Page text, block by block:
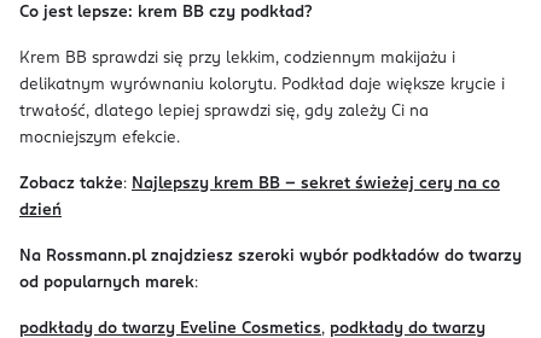
Co jest lepsze: krem BB czy podkład?
Krem BB sprawdzi się przy lekkim, codziennym makijażu i
delikatnym wyrównaniu kolorytu. Podkład daje większe krycie i
trwałość, dlatego lepiej sprawdzi się, gdy zależy Ci na
mocniejszym efekcie.
Zobacz także: Najlepszy krem BB - sekret świeżej cery na co
dzień
Na Rossmann.pl znajdziesz szeroki wybór podkładów do twarzy
od popularnych marek:
podkłady do twarzy Eveline Cosmetics, podkłady do twarzy